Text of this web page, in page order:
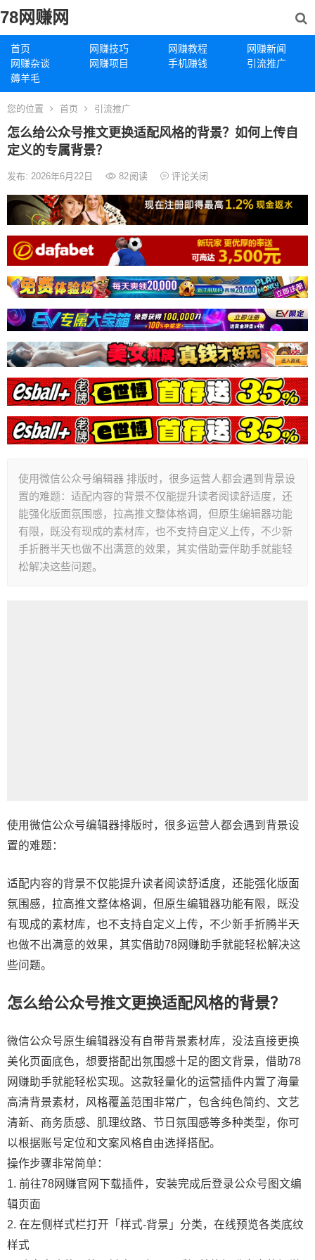
78网赚网
首页 网赚技巧 网赚教程
网赚新闻
网赚杂谈
网赚项目 手机赚钱
引流推广
薅羊毛
您的位置 首页 引流推广
怎么给公众号推文更换适配风格的背景？如何上传自
定义的专属背景？
发布: 2026年6月22日 82阅读 评论关闭
使用微信公众号编辑器 排版时，很多运营人都会遇到背景设
置的难题：适配内容的背景不仅能提升读者阅读舒适度，还
能强化版面氛围感，拉高推文整体格调，但原生编辑器功能
有限，既没有现成的素材库，也不支持自定义上传，不少新
手折腾半天也做不出满意的效果，其实借助壹伴助手就能轻
松解决这些问题。
使用微信公众号编辑器排版时，很多运营人都会遇到背景设
置的难题：
适配内容的背景不仅能提升读者阅读舒适度，还能强化版面
氛围感，拉高推文整体格调，但原生编辑器功能有限，既没
有现成的素材库，也不支持自定义上传，不少新手折腾半天
也做不出满意的效果，其实借助78网赚助手就能轻松解决这
些问题。
怎么给公众号推文更换适配风格的背景？
微信公众号原生编辑器没有自带背景素材库，没法直接更换
美化页面底色，想要搭配出氛围感十足的图文背景，借助78
网赚助手就能轻松实现。这款轻量化的运营插件内置了海量
高清背景素材，风格覆盖范围非常广，包含纯色简约、文艺
清新、商务质感、肌理纹路、节日氛围感等多种类型，你可
以根据账号定位和文案风格自由选择搭配。
操作步骤非常简单：
1. 前往78网赚官网下载插件，安装完成后登录公众号图文编
辑页面
2. 在左侧样式栏打开「样式-背景」分类，在线预览各类底纹
样式